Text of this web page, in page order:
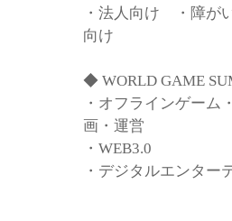
・法人向け ・障が
向け
◆ WORLD GAME
・オフラインゲーム
画・運営
・WEB3.0
・デジタルエンター